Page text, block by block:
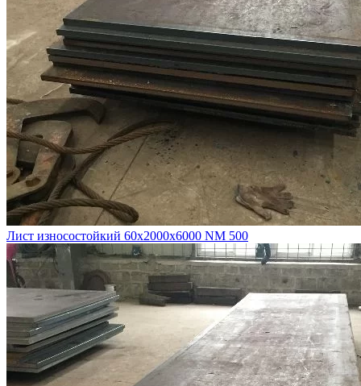
Лист износостойкий 60х2000х6000 NM 500